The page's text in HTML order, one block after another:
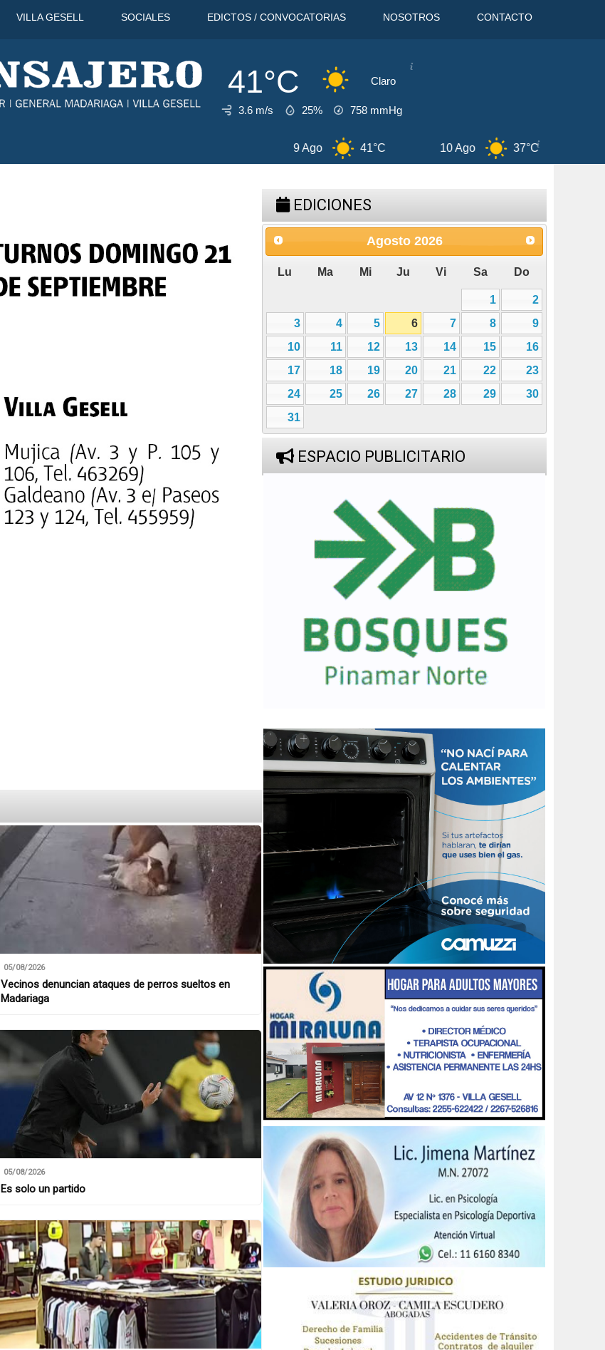
VILLA GESELL SOCIALES EDICTOS / CONVOCATORIAS NOSOTROS CONTACTO
41°C Claro
3.6 m/s 25% 758 mmHg
37°C 11 Ago 39°C 12 Ago
05/08/2026
Vecinos denuncian ataques de perros sueltos en
Madariaga
05/08/2026
Es solo un partido
EDICIONES
Agosto 2026
Lu Ma Mi Ju Vi Sa Do
1
2
3
4 5 6 7 8
9
10
11 12 13 14 15
16
17
18 19 20 21 22
23
24
25 26 27 28 29
30
31
ESPACIO PUBLICITARIO